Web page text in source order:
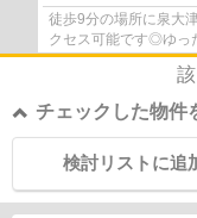
徒歩9分の場所に泉大
クセス可能です◎ゆっ
れています◎南西側道
チェックした物件
検討リストに追